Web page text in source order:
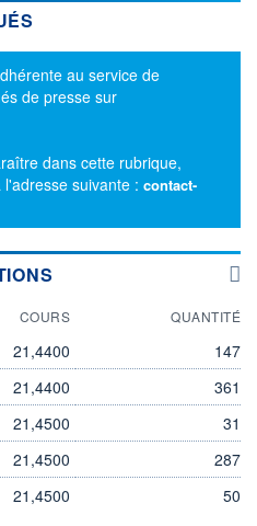
au service de
de presse sur
dans cette rubrique,
suivante : contact-
COURS QUANTITÉ
21,4400
147
21,4400
361
21,4500
31
21,4500
287
21,4500 50